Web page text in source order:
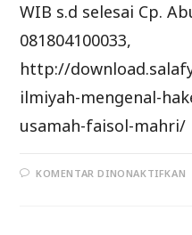
WIB s.d selesai Cp.
081804100033,
http://
ilmiyah-mengenal-
usamah-faisol-mahri/
KOMENTAR DINONAKTIFKAN